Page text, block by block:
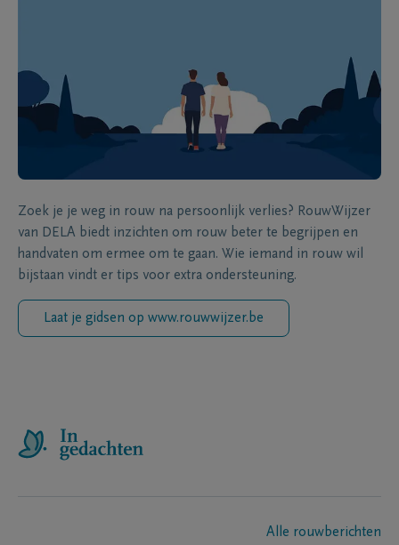
Zoek je je weg in rouw na persoonlijk verlies? RouwWijzer
van DELA biedt inzichten om rouw beter te begrijpen en
handvaten om ermee om te gaan. Wie iemand in rouw wil
bijstaan vindt er tips voor extra ondersteuning.
Laat je gidsen op www.rouwwijzer.be
Alle rouwberichten